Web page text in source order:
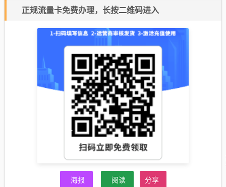
正规流量卡免费办理，长按二维码进入
海报 阅读 分享